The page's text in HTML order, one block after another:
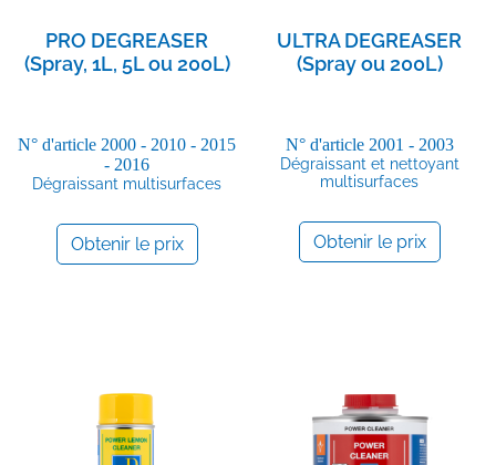
PRO DEGREASER
(Spray, 1L, 5L ou 200L)
N° d'article 2000 - 2010 - 2015
- 2016
Dégraissant multisurfaces
Obtenir le prix
ULTRA DEGREASER
(Spray ou 200L)
N° d'article 2001 - 2003
Dégraissant et nettoyant
multisurfaces
Obtenir le prix